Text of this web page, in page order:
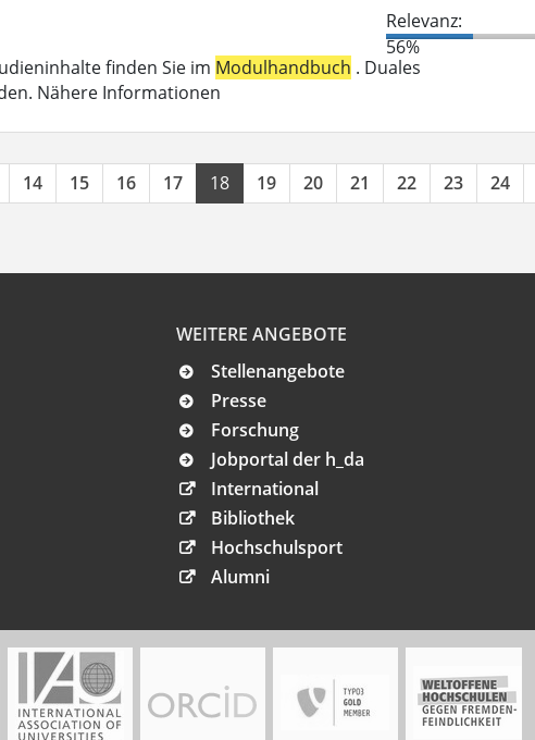
Relevanz:
56%
finden Sie im Modulhandbuch . Duales
Nähere Informationen
14 15 16 17 18 19 20 21 22 23 24
WEITERE ANGEBOTE
Stellenangebote
Presse
Forschung
Jobportal der h_da
International
Bibliothek
Hochschulsport
Alumni